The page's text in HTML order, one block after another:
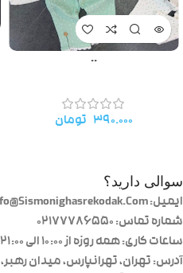
..
۳۹۰.۰۰۰ تومان
سوالی دارید؟
ایمیل: Info@Sismonighasrekodak.Com
شماره تماس: 02177786550
ساعات کاری: همه روزه از ۱۰:۰۰ الی ۲۱:۰۰
آدرس: تهران، تهرانپارس، میدان